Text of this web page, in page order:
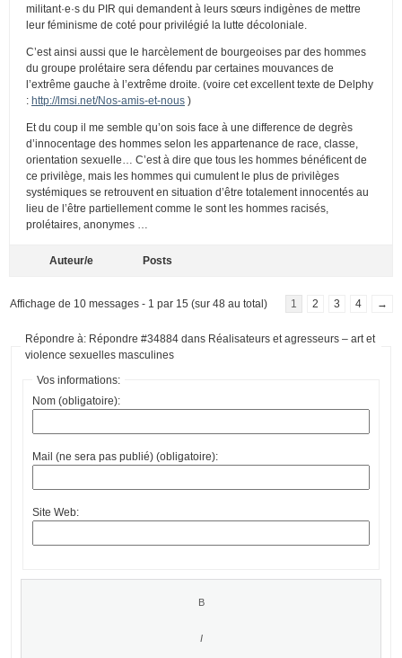
militant·e·s du PIR qui demandent à leurs sœurs indigènes de mettre
leur féminisme de coté pour privilégié la lutte décoloniale.
C’est ainsi aussi que le harcèlement de bourgeoises par des hommes
du groupe prolétaire sera défendu par certaines mouvances de
l’extrême gauche à l’extrême droite. (voire cet excellent texte de Delphy
: http://lmsi.net/Nos-amis-et-nous )
Et du coup il me semble qu’on sois face à une difference de degrès
d’innocentage des hommes selon les appartenance de race, classe,
orientation sexuelle… C’est à dire que tous les hommes bénéficent de
ce privilège, mais les hommes qui cumulent le plus de privilèges
systémiques se retrouvent en situation d’être totalement innocentés au
lieu de l’être partiellement comme le sont les hommes racisés,
prolétaires, anonymes …
Auteur/e Posts
Affichage de 10 messages - 1 par 15 (sur 48 au total) 1 2 3 4 →
Répondre à: Répondre #34884 dans Réalisateurs et agresseurs – art et
violence sexuelles masculines
Vos informations:
Nom (obligatoire):
Mail (ne sera pas publié) (obligatoire):
Site Web: